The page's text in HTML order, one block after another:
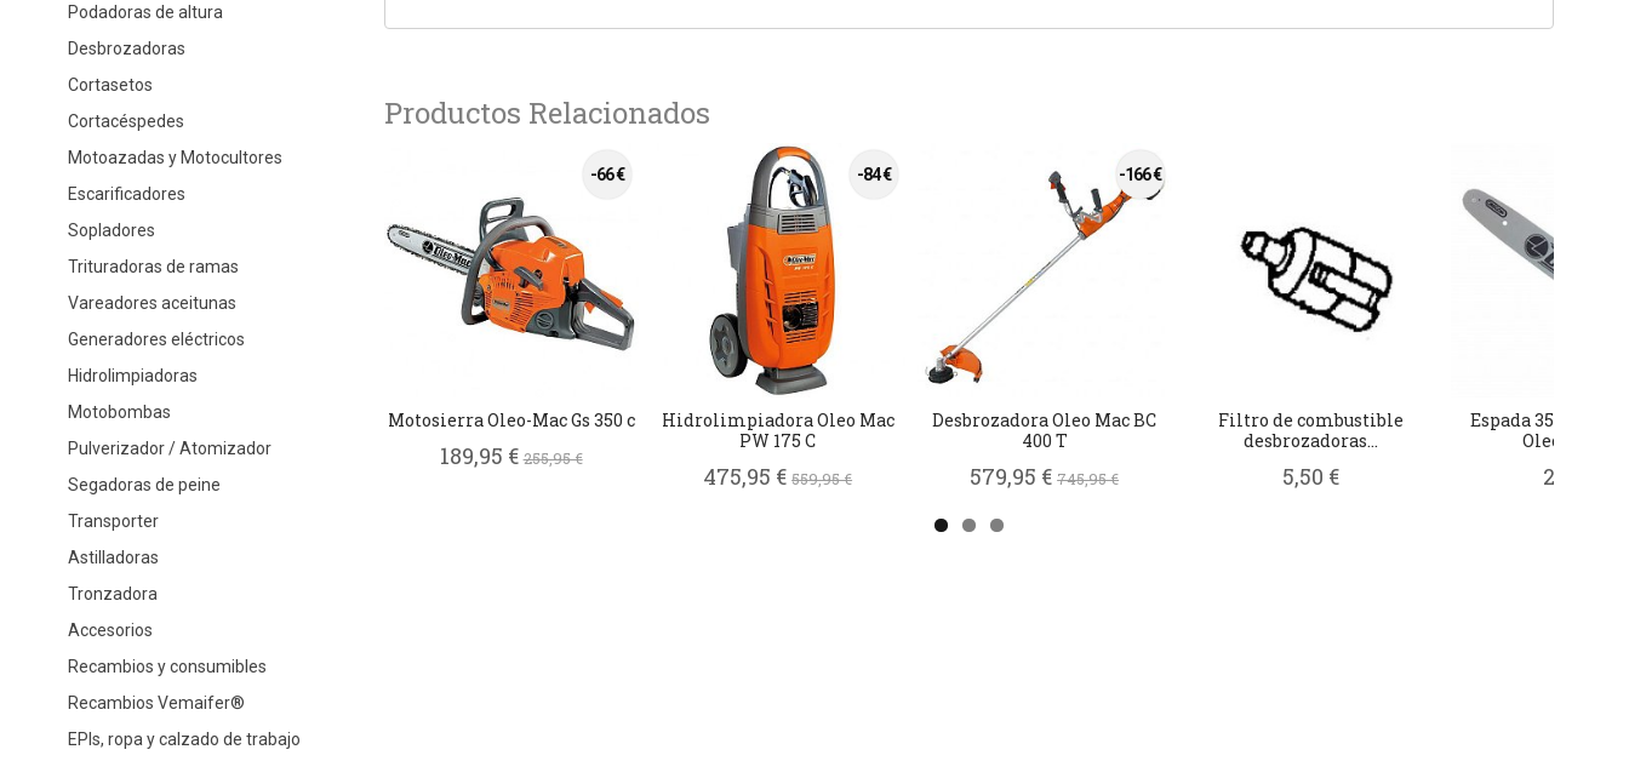
Podadoras de altura
Desbrozadoras
Cortasetos
Cortacéspedes
Motoazadas y Motocultores
Escarificadores
Sopladores
Trituradoras de ramas
Vareadores aceitunas
Generadores eléctricos
Hidrolimpiadoras
Motobombas
Pulverizador / Atomizador
Segadoras de peine
Transporter
Astilladoras
Tronzadora
Accesorios
Recambios y consumibles
Recambios Vemaifer®
EPIs, ropa y calzado de trabajo
Productos Relacionados
-66 €
Motosierra Oleo-Mac Gs 350 c
189,95 €255,95 €
-84 €
Hidrolimpiadora Oleo Mac
PW 175 C
475,95 €559,95 €
-166 €
Desbrozadora Oleo Mac BC
400 T
579,95 €745,95 €
Filtro de combustible
desbrozadoras...
5,50 €
Espada 35cm /
Oleo Mac
28,92 €